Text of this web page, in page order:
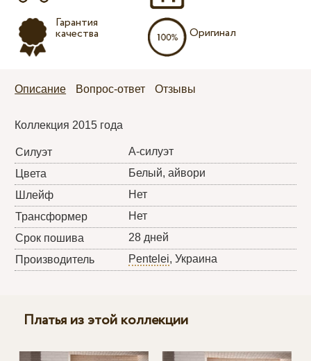
Гарантия
качества Оригинал
Описание Вопрос-ответ Отзывы
Коллекция 2015 года
Силуэт
А-силуэт
Цвета
Белый, айвори
Шлейф
Нет
Трансформер
Нет
Срок пошива
28 дней
Производитель
Pentelei, Украина
Платья из этой коллекции